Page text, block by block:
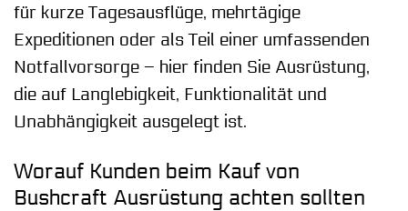
für kurze Tagesausflüge, mehrtägige
Expeditionen oder als Teil einer umfassenden
Notfallvorsorge – hier finden Sie Ausrüstung,
die auf Langlebigkeit, Funktionalität und
Unabhängigkeit ausgelegt ist.
Worauf Kunden beim Kauf von
Bushcraft Ausrüstung achten sollten